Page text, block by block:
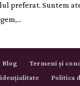
preferat. Suntem
Blog
Termeni și
Politica